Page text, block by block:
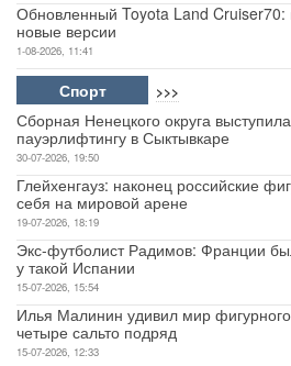
Обновленный Toyota Land Cruiser70:
новые версии
1-08-2026, 11:41
Спорт >>>
Сборная Ненецкого округа
пауэрлифтингу в Сыктывкаре
30-07-2026, 19:50
Глейхенгауз: наконец российские
себя на мировой арене
19-07-2026, 18:19
Экс-футболист Радимов: Франции
у такой Испании
15-07-2026, 15:54
Илья Малинин удивил мир
четыре сальто подряд
15-07-2026, 12:33